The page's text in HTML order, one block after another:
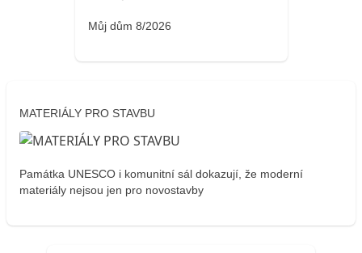
Můj dům 8/2026
MATERIÁLY PRO STAVBU
Památka UNESCO i komunitní sál dokazují, že moderní
materiály nejsou jen pro novostavby